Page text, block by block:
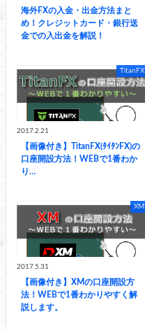
海外FXの入金・出金方法まと
め！クレジットカード・銀行送
金での入出金を解説！
TitanFX
2017.2.21
【画像付き】TitanFX(ﾀｲﾀﾝFX)の
口座開設方法！WEBで1番わか
り…
XM
2017.5.31
【画像付き】XMの口座開設方
法！WEBで1番わかりやすく解
説します。